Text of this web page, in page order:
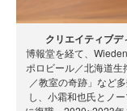
クリエイティブ
博報堂を経て、
ポロビール／北海道
／教室の奇跡」など
し、小霜和也氏とノ